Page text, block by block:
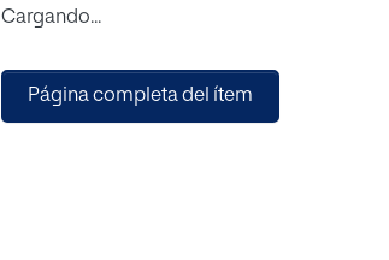
Cargando...
Página completa del ítem